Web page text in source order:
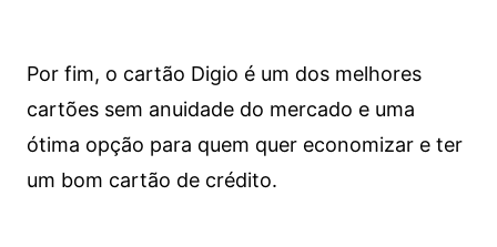
Por fim, o cartão Digio é um dos melhores
cartões sem anuidade do mercado e uma
ótima opção para quem quer economizar e ter
um bom cartão de crédito.